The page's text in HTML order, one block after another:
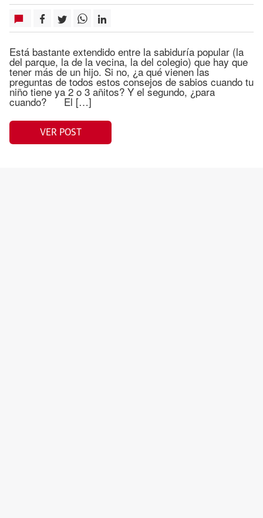
Está bastante extendido entre la sabiduría popular (la
del parque, la de la vecina, la del colegio) que hay que
tener más de un hijo. Si no, ¿a qué vienen las
preguntas de todos estos consejos de sabios cuando tu
niño tiene ya 2 o 3 añitos? Y el segundo, ¿para
cuando? El […]
VER POST